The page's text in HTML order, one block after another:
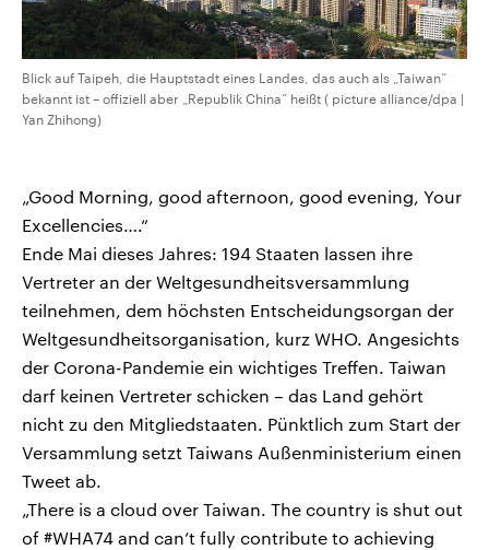
Blick auf Taipeh, die Hauptstadt eines Landes, das auch als „Taiwan“
bekannt ist – offiziell aber „Republik China“ heißt ( picture alliance/dpa |
Yan Zhihong)
„Good Morning, good afternoon, good evening, Your
Excellencies….“
Ende Mai dieses Jahres: 194 Staaten lassen ihre
Vertreter an der Weltgesundheitsversammlung
teilnehmen, dem höchsten Entscheidungsorgan der
Weltgesundheitsorganisation, kurz WHO. Angesichts
der Corona-Pandemie ein wichtiges Treffen. Taiwan
darf keinen Vertreter schicken – das Land gehört
nicht zu den Mitgliedstaaten. Pünktlich zum Start der
Versammlung setzt Taiwans Außenministerium einen
Tweet ab.
„There is a cloud over Taiwan. The country is shut out
of #WHA74 and can’t fully contribute to achieving